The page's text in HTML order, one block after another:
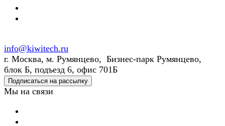
info@kiwitech.ru
г. Москва, м. Румянцево, Бизнес-парк Румянцево,
блок Б, подъезд 6, офис 701Б
Подписаться на рассылку
Мы на связи